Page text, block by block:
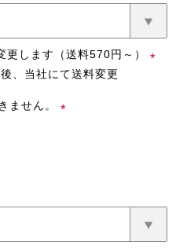
(必
須)
更します（送料570円～）
、当社にて送料変更
ません。